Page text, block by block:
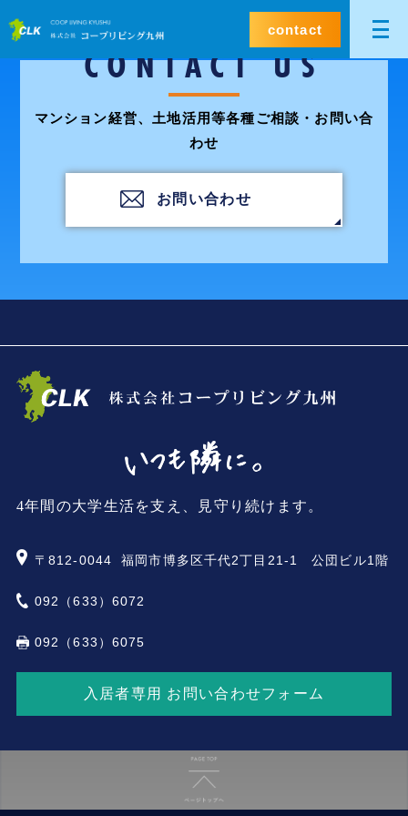
contact
CONTACT US
マンション経営、土地活用等各種ご相談・お問い合
わせ
お問い合わせ
4年間の大学生活を支え、見守り続けます。
〒812-0044 福岡市博多区千代2丁目21-1 公団ビル1階
092（633）6072
092（633）6075
入居者専用 お問い合わせフォーム